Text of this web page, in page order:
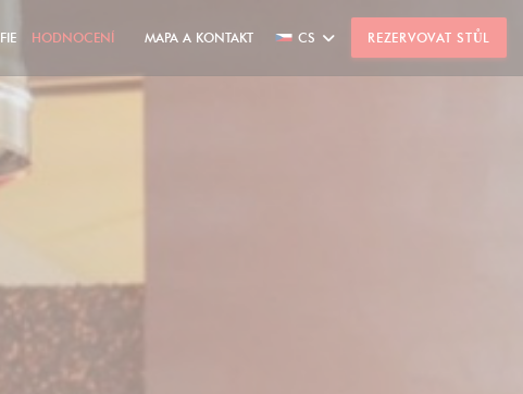
HODNOCENÍ ((OTEVŘE SE V NOVÉM OKNĚ))
MAPA A KONTAKT CS REZERVOVAT STŮL